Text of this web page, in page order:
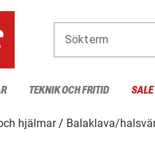
Sökterm
TEKNIK OCH FRITID
hjälmar Balaklava/